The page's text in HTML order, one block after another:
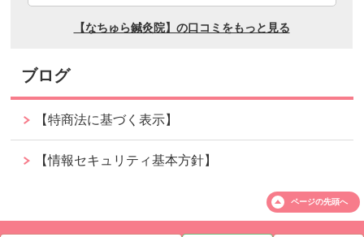
ブログ
【特商法に基づく表示】
【情報セキュリティ基本方針】
ページの先頭へ